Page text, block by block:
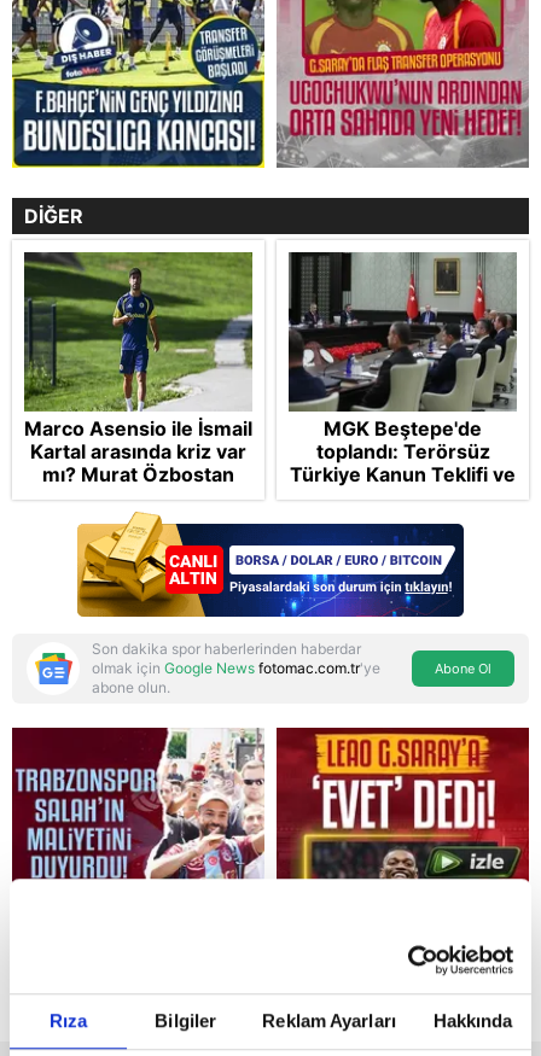
Rıza Bilgiler Reklam Ayarları Hakkında
Reddet
DİĞER
Marco Asensio ile İsmail
Kartal arasında kriz var
mı? Murat Özbostan
analiz etti: Egoları da
yönetmelisiniz
MGK Beştepe'de
toplandı: Terörsüz
Türkiye Kanun Teklifi ve
bölgesel güvenlik
başlıkları masada
Son dakika spor haberlerinden haberdar
olmak için Google News fotomac.com.tr'ye
abone olun.
Abone Ol